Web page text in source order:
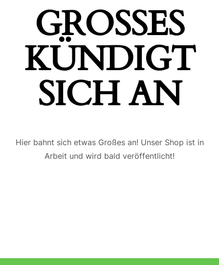
GROSSES K
ÜNDIGT S
ICH AN
Hier bahnt sich etwas Großes an! Unser Shop ist in
Arbeit und wird bald veröffentlicht!